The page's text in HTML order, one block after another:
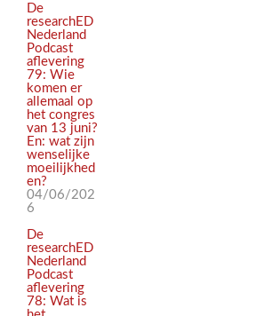
De
researchED
Nederland
Podcast
aflevering
79: Wie
komen er
allemaal op
het congres
van 13 juni?
En: wat zijn
wenselijke
moeilijkhed
en?
04/06/202
6
De
researchED
Nederland
Podcast
aflevering
78: Wat is